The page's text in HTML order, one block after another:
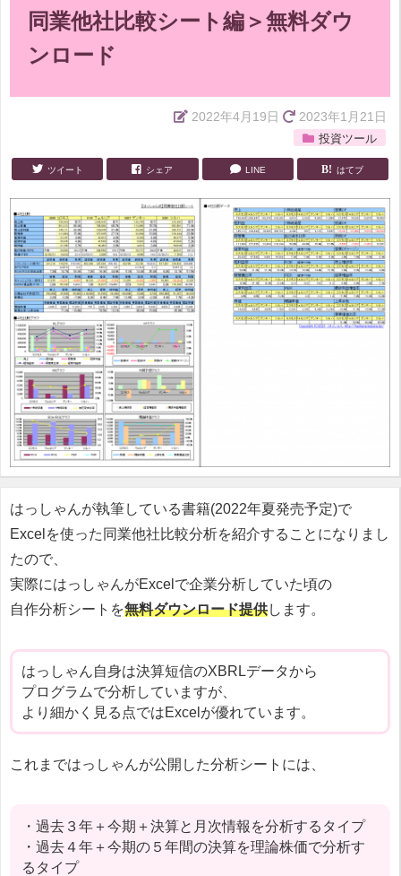
同業他社比較シート編＞無料ダウ
ンロード
2022年4月19日 2023年1月21日
投資ツール
ツイート シェア LINE はてブ
はっしゃんが執筆している書籍(2022年夏発売予定)で
Excelを使った同業他社比較分析を紹介することになりまし
たので、
実際にはっしゃんがExcelで企業分析していた頃の
自作分析シートを無料ダウンロード提供します。
はっしゃん自身は決算短信のXBRLデータから
プログラムで分析していますが、
より細かく見る点ではExcelが優れています。
これまではっしゃんが公開した分析シートには、
・過去３年＋今期＋決算と月次情報を分析するタイプ
・過去４年＋今期の５年間の決算を理論株価で分析す
るタイプ